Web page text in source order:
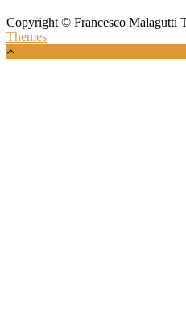
Copyright © Francesco Malagutti
Themes